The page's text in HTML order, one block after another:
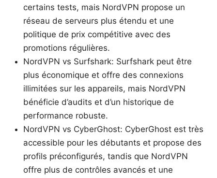
certains tests, mais NordVPN propose un
réseau de serveurs plus étendu et une
politique de prix compétitive avec des
promotions régulières.
NordVPN vs Surfshark: Surfshark peut être
plus économique et offre des connexions
illimitées sur les appareils, mais NordVPN
bénéficie d’audits et d’un historique de
performance robuste.
NordVPN vs CyberGhost: CyberGhost est très
accessible pour les débutants et propose des
profils préconfigurés, tandis que NordVPN
offre plus de contrôles avancés et une